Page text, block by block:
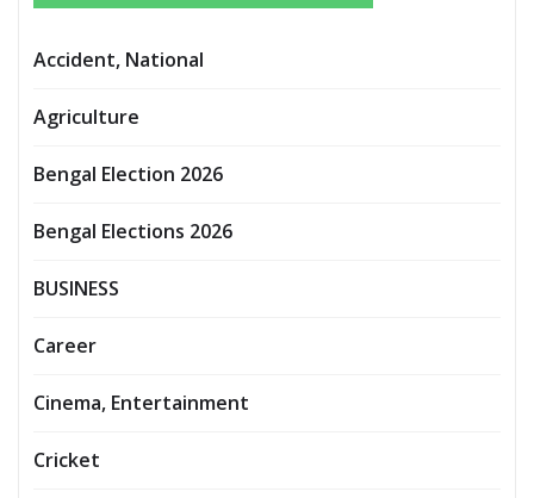
Accident, National
Agriculture
Bengal Election 2026
Bengal Elections 2026
BUSINESS
Career
Cinema, Entertainment
Cricket